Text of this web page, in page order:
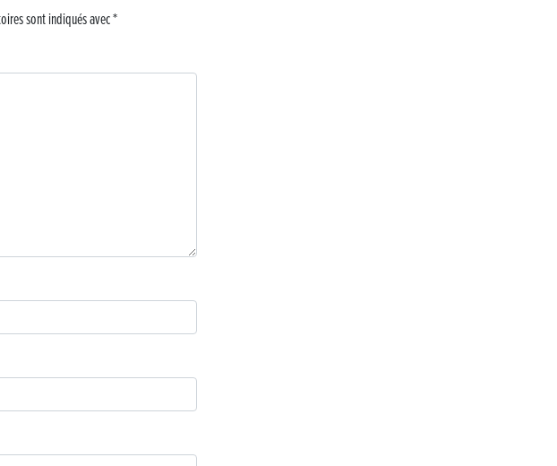
sont indiqués avec*